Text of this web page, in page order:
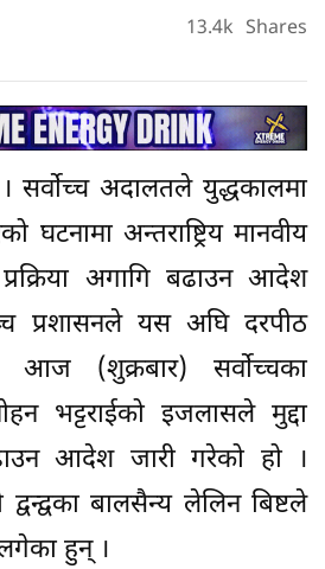
13.4k Shares
सर्वोच्च अदालतले युद्धकालमा
घटनामा अन्तराष्ट्रिय मानवीय
अगागि बढाउन आदेश
प्रशासनले यस अघि दरपीठ
आज (शुक्रबार) सर्वोच्चका
भट्टराईको इजलासले मुद्दा
आदेश जारी गरेको हो ।
बालसैन्य लेलिन बिष्टले
हुन् ।